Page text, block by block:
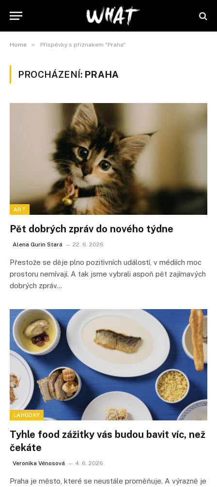
Home » Příspěvky s příznakem "Praha"
PROCHÁZENÍ: PRAHA
ART
Pět dobrých zpráv do nového týdne
Alena Gurin Stará 22. 6. 2026
Přestože se děje plno pozitivních událostí, v médiích moc
prostoru nemívají. A tak jsme vybrali aspoň pět zajímavých
dobrých zpráv…
LAHŮDKY
Tyhle food zážitky vás budou bavit víc, než
čekáte
Veronika Vénosová 4. 6. 2026
Praha je město, které se neustále proměňuje. A výrazně je